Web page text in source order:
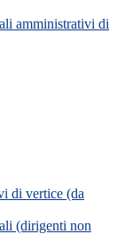
amministrativi di
di vertice (da
(dirigenti non